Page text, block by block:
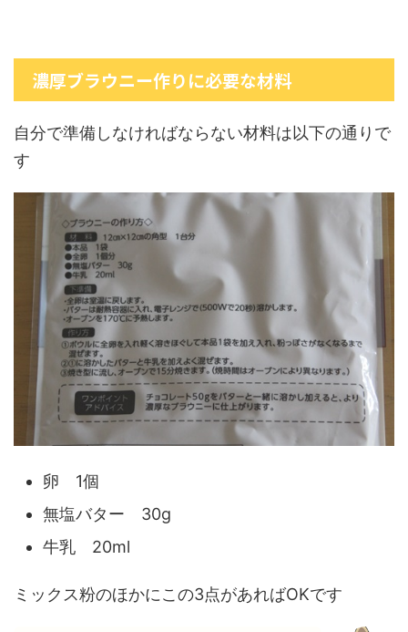
濃厚ブラウニー作りに必要な材料
自分で準備しなければならない材料は以下の通りで
す
卵 1個
無塩バター 30g
牛乳 20ml
ミックス粉のほかにこの3点があればOKです